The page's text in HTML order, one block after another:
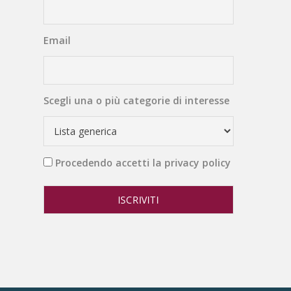
Email
Scegli una o più categorie di interesse
Procedendo accetti la privacy policy